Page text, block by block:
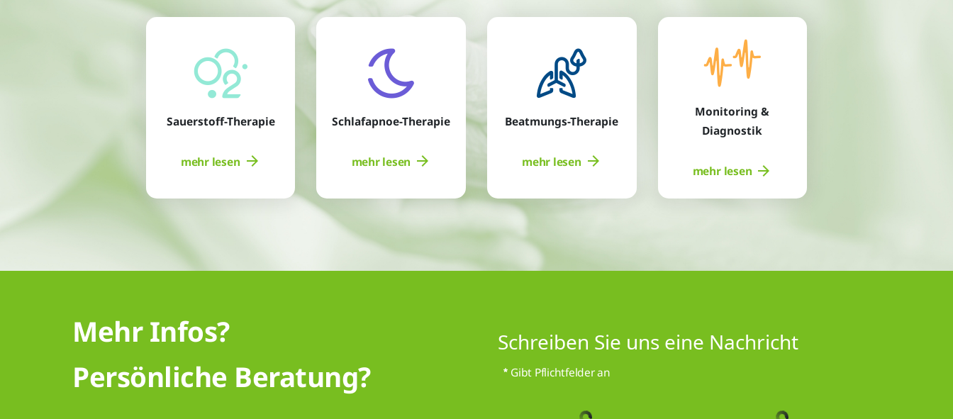
Sauerstoff-Therapie
mehr lesen
Schlafapnoe-Therapie
mehr lesen
Beatmungs-Therapie
mehr lesen
Monitoring &
Diagnostik
mehr lesen
Mehr Infos?
Persönliche Beratung?
Schreiben Sie uns eine Nachricht
Gibt Pflichtfelder an